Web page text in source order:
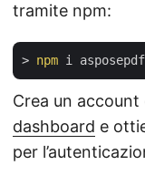
tramite npm:
> npm
Crea un
dashboard e
per